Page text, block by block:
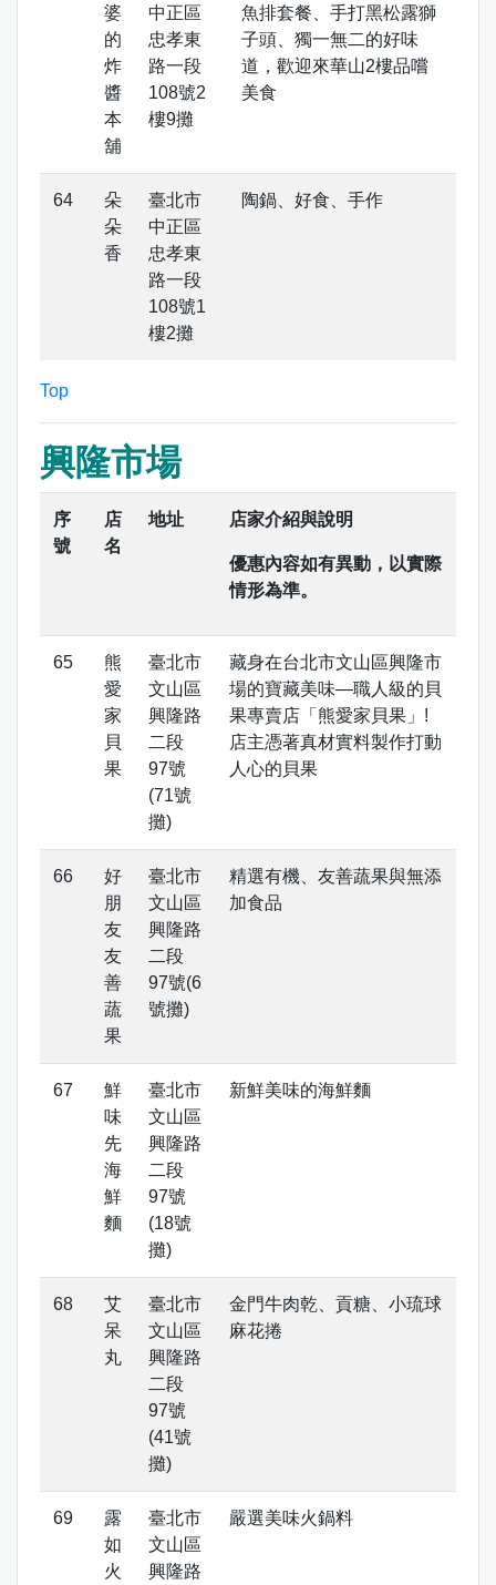
婆
的
炸
醬
本
舖
中正區
忠孝東
路一段
108號2
樓9攤
魚排套餐、手打黑松露獅
子頭、獨一無二的好味
道，歡迎來華山2樓品嚐
美食
朵
朵
香
臺北市
中正區
忠孝東
路一段
108號1
樓2攤
陶鍋、好食、手作
Top
興隆市場
序
號
店
名
地址 店家介紹與說明
優惠內容如有異動，以實際
情形為準。
熊
愛
家
貝
果
臺北市
文山區
興隆路
二段
97號
(71號
攤)
藏身在台北市文山區興隆市
場的寶藏美味—職人級的貝
果專賣店「熊愛家貝果」!
店主憑著真材實料製作打動
人心的貝果
好
朋
友
友
善
蔬
果
臺北市
文山區
興隆路
二段
97號(6
號攤)
精選有機、友善蔬果與無添
加食品
鮮
味
先
海
鮮
麵
臺北市
文山區
興隆路
二段
97號
(18號
攤)
新鮮美味的海鮮麵
艾
呆
丸
臺北市
文山區
興隆路
二段
97號
(41號
攤)
金門牛肉乾、貢糖、小琉球
麻花捲
露
如
火
臺北市
文山區
興隆路
嚴選美味火鍋料